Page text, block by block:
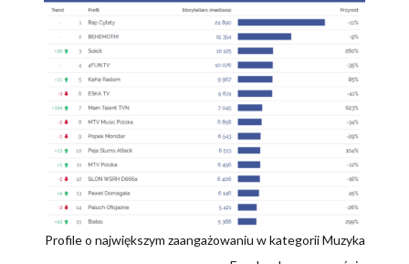
Profile o największym zaangażowaniu w kategorii Muzyka